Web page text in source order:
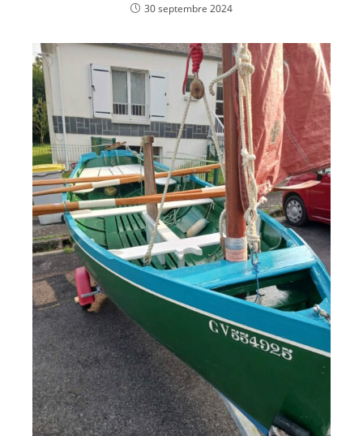
30 septembre 2024